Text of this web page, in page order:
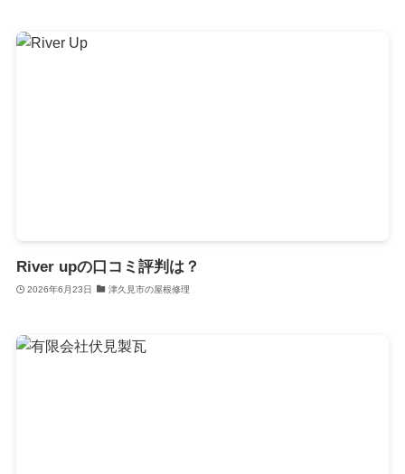
River upの口コミ評判は？
2026年6月23日 津久見市の屋根修理